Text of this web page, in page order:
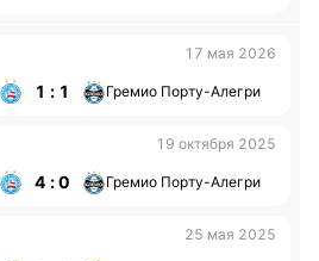
17 мая 2026
1 : 1 Гремио Порту-Алегри
19 октября 2025
4 : 0 Гремио Порту-Алегри
25 мая 2025